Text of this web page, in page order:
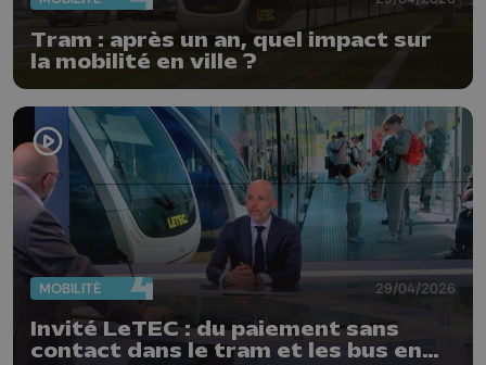
Tram : après un an, quel impact sur
la mobilité en ville ?
MOBILITÉ 29/04/2026
Invité LeTEC : du paiement sans
contact dans le tram et les bus en